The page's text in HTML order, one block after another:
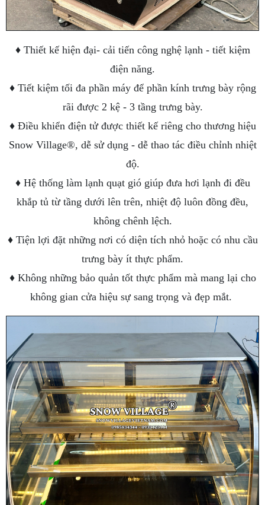
♦ Thiết kế hiện đại- cải tiến công nghệ lạnh - tiết kiệm
điện năng.
♦ Tiết kiệm tối đa phần máy để phần kính trưng bày rộng
rãi được 2 kệ - 3 tầng trưng bày.
♦ Điều khiển điện tử được thiết kế riêng cho thương hiệu
Snow Village®, dễ sử dụng - dễ thao tác điều chỉnh nhiệt
độ.
♦ Hệ thống làm lạnh quạt gió giúp đưa hơi lạnh đi đều
khắp tủ từ tầng dưới lên trên, nhiệt độ luôn đồng đều,
không chênh lệch.
♦ Tiện lợi đặt những nơi có diện tích nhỏ hoặc có nhu cầu
trưng bày ít thực phẩm.
♦ Không những bảo quản tốt thực phẩm mà mang lại cho
không gian cửa hiệu sự sang trọng và đẹp mắt.